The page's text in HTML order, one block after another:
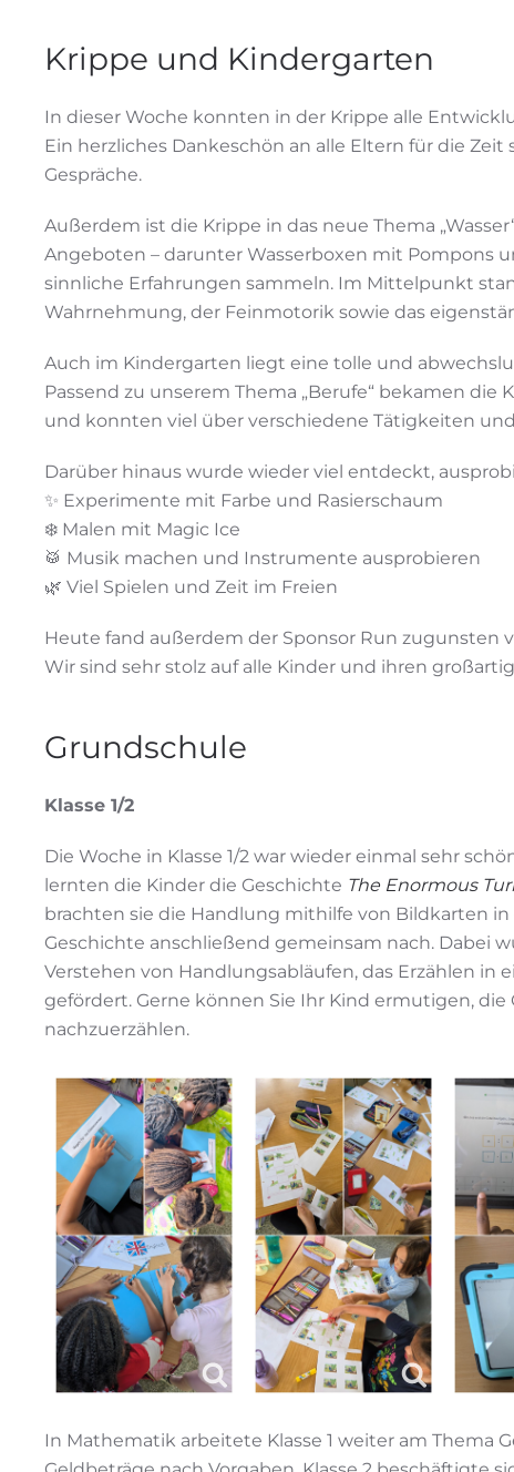
Krippe und Kindergarten
In dieser Woche konnten in der Krippe alle
Ein herzliches Dankeschön an alle Eltern für die
Gespräche.
Außerdem ist die Krippe in das neue Thema
Angeboten – darunter Wasserboxen mit Pompons
sinnliche Erfahrungen sammeln. Im Mittelpunkt
Wahrnehmung, der Feinmotorik sowie das
Auch im Kindergarten liegt eine tolle und
Passend zu unserem Thema „Berufe“ bekamen
und konnten viel über verschiedene Tätigkeiten und
Darüber hinaus wurde wieder viel entdeckt,
✨ Experimente mit Farbe und Rasierschaum
❄️ Malen mit Magic Ice
🥁 Musik machen und Instrumente ausprobieren
🌿 Viel Spielen und Zeit im Freien
Heute fand außerdem der Sponsor Run zugunsten
Wir sind sehr stolz auf alle Kinder und ihren
Grundschule
Klasse 1/2
Die Woche in Klasse 1/2 war wieder einmal sehr
lernten die Kinder die Geschichte The Enormous
brachten sie die Handlung mithilfe von Bildkarten
Geschichte anschließend gemeinsam nach. Dabei
Verstehen von Handlungsabläufen, das Erzählen in
gefördert. Gerne können Sie Ihr Kind ermutigen, die
nachzuerzählen.
In Mathematik arbeitete Klasse 1 weiter am Thema